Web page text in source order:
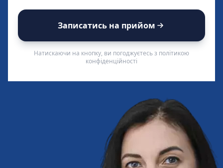
Записатись на прийом
Натискаючи на кнопку, ви погоджуєтесь з політикою
конфіденційності